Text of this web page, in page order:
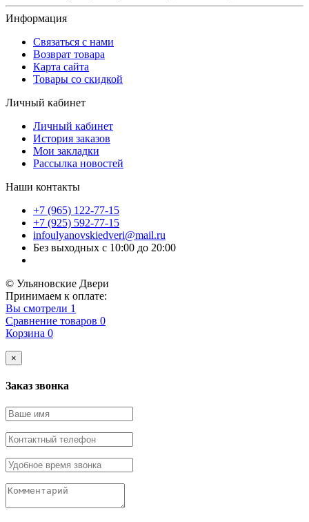
Информация
Связаться с нами
Возврат товара
Карта сайта
Товары со скидкой
Личный кабинет
Личный кабинет
История заказов
Мои закладки
Рассылка новостей
Наши контакты
+7 (965) 122-77-15
+7 (925) 592-77-15
infoulyanovskiedveri@mail.ru
Без выходных с 10:00 до 20:00
© Ульяновские Двери
Принимаем к оплате:
Вы смотрели 1
Сравнение товаров 0
Корзина 0
×
Заказ звонка